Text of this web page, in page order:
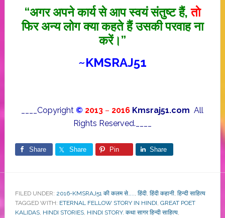
“अगर अपने कार्य से आप स्वयं संतुष्ट हैं,ताे
फिर अन्य लोग क्या कहते हैं उसकी परवाह ना
करें।”
~KMSRAJ51
____Copyright © 2013 – 2016 Kmsraj51.com All
Rights Reserved.____
Share Share Pin Share
FILED UNDER: 2016-KMSRAJ51 की कलम से….., हिंदी, हिंदी कहानी, हिन्दी साहित्य
TAGGED WITH: ETERNAL FELLOW STORY IN HINDI, GREAT POET
KALIDAS, HINDI STORIES, HINDI STORY. कथा सागर हिन्दी साहित्य,